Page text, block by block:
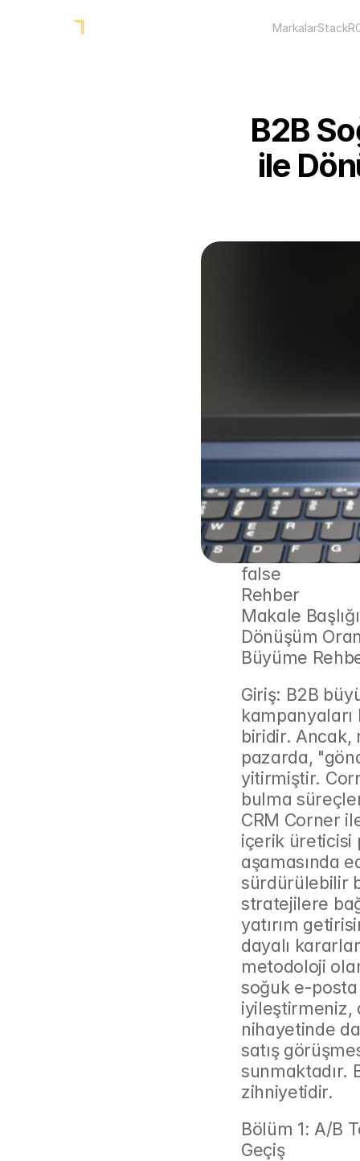
MarkalarStack
B2B
ile
false
Rehber
Makale
Dönüşüm
Büyüme
Giriş: B2B
biridir. Ancak,
pazarda,
yitirmiştir.
bulma
CRM Corner
içerik üreticisi
aşamasında
sürdürülebilir
stratejilere
yatırım
dayalı
metodoloji
soğuk e-posta
iyileştirmeniz,
nihayetinde
satış
sunmaktadır.
zihniyetidir.
Bölüm 1: A/B
Geçiş